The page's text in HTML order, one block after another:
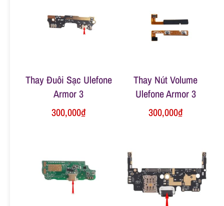
n
Thay Đuôi Sạc Ulefone
Armor 3
300,000₫
Thay Nút Volume
Ulefone Armor 3
300,000₫